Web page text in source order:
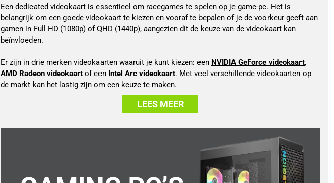
Een dedicated videokaart is essentieel om racegames te spelen op je game-pc. Het is
belangrijk om een goede videokaart te kiezen en vooraf te bepalen of je de voorkeur geeft aan
gamen in Full HD (1080p) of QHD (1440p), aangezien dit de keuze van de videokaart kan
beïnvloeden.
Er zijn in drie merken videokaarten waaruit je kunt kiezen: een NVIDIA GeForce videokaart
AMD Radeon videokaart of een Intel Arc videokaart. Met veel verschillende videokaarten op
de markt kan het lastig zijn om een keuze te maken.
LEES MEER